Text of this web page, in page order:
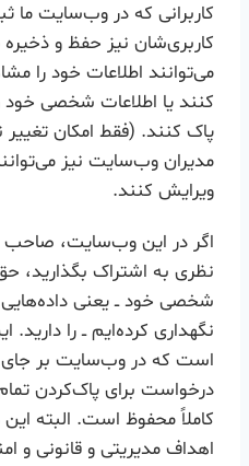
کاربرانی که در وب‌سایت ما
کاربری‌شان نیز حفظ و
می‌توانند اطلاعات خود را
کنند یا اطلاعات شخصی خود
پاک کنند. (فقط امکان تغییر
مدیران وب‌سایت نیز
ویرایش کنند.
اگر در این وب‌سایت، صاحب
نظری به اشتراک بگذارید،
شخصی خود ــ یعنی
نگهداری کرده‌ایم ــ را
است که در وب‌سایت بر جای
درخواست برای پاک‌کردن
کاملاً محفوظ است. البته این
اهداف مدیریتی و قانونی و